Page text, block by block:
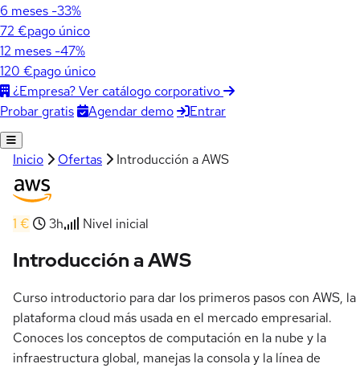
6 meses -33%
72 €pago único
12 meses -47%
120 €pago único
¿Empresa? Ver catálogo corporativo
Probar gratis
Agendar demo Entrar
Inicio Ofertas Introducción a AWS
1 € 3h Nivel inicial
Introducción a AWS
Curso introductorio para dar los primeros pasos con AWS, la
plataforma cloud más usada en el mercado empresarial.
Conoces los conceptos de computación en la nube y la
infraestructura global, manejas la consola y la línea de